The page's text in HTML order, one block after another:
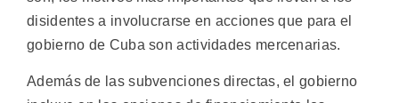
disidentes a involucrarse en acciones que para el
gobierno de Cuba son actividades mercenarias.
Además de las subvenciones directas, el gobierno